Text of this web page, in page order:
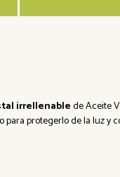
irrellenablede Aceite
para protegerlo de la luz y